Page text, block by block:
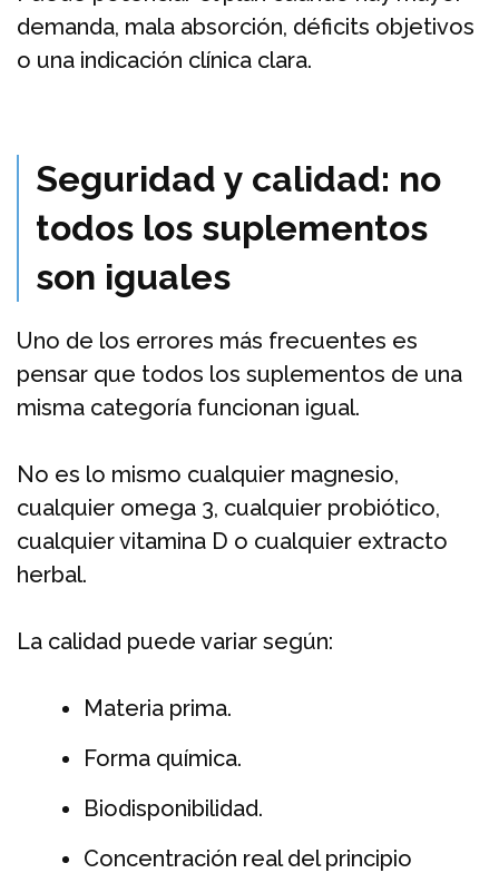
demanda, mala absorción, déficits objetivos
o una indicación clínica clara.
Seguridad y calidad: no
todos los suplementos
son iguales
Uno de los errores más frecuentes es
pensar que todos los suplementos de una
misma categoría funcionan igual.
No es lo mismo cualquier magnesio,
cualquier omega 3, cualquier probiótico,
cualquier vitamina D o cualquier extracto
herbal.
La calidad puede variar según:
Materia prima.
Forma química.
Biodisponibilidad.
Concentración real del principio